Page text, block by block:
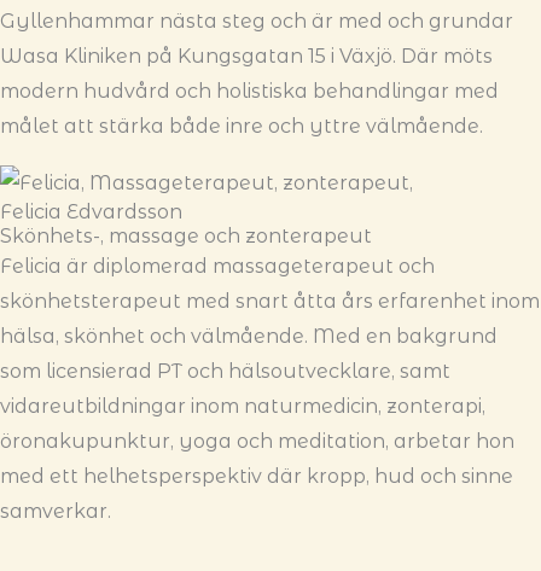
Gyllenhammar nästa steg och är med och grundar
Wasa Kliniken på Kungsgatan 15 i Växjö. Där möts
modern hudvård och holistiska behandlingar med
målet att stärka både inre och yttre välmående.
Felicia Edvardsson
Skönhets-, massage och zonterapeut
Felicia är diplomerad massageterapeut och
skönhetsterapeut med snart åtta års erfarenhet inom
hälsa, skönhet och välmående. Med en bakgrund
som licensierad PT och hälsoutvecklare, samt
vidareutbildningar inom naturmedicin, zonterapi,
öronakupunktur, yoga och meditation, arbetar hon
med ett helhetsperspektiv där kropp, hud och sinne
samverkar.